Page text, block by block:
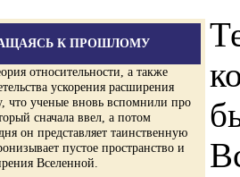
К ПРОШЛОМУ
относительности, а также
ускорения расширения
что ученые вновь вспомнили про
сначала ввел, а потом
он представляет таинственную
пустое пространство и
Вселенной.